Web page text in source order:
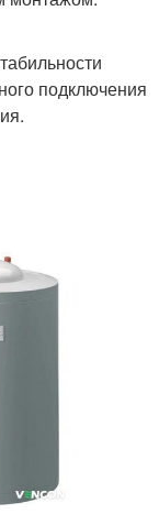
подключения